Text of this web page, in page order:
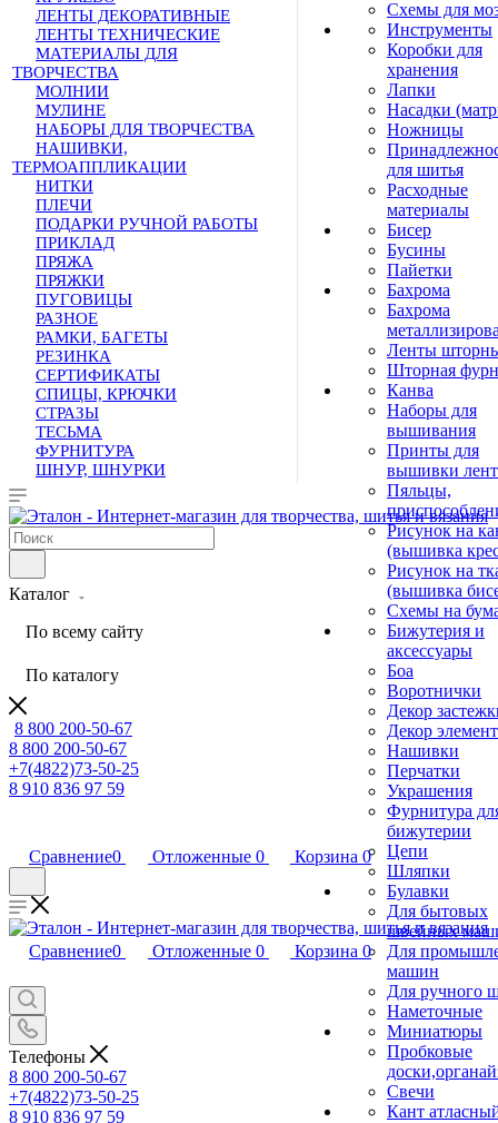
ЛЕНТЫ ДЕКОРАТИВНЫЕ
ЛЕНТЫ ТЕХНИЧЕСКИЕ
МАТЕРИАЛЫ ДЛЯ
ТВОРЧЕСТВА
МОЛНИИ
МУЛИНЕ
НАБОРЫ ДЛЯ ТВОРЧЕСТВА
НАШИВКИ,
ТЕРМОАППЛИКАЦИИ
НИТКИ
ПЛЕЧИ
ПОДАРКИ РУЧНОЙ РАБОТЫ
ПРИКЛАД
ПРЯЖА
ПРЯЖКИ
ПУГОВИЦЫ
РАЗНОЕ
РАМКИ, БАГЕТЫ
РЕЗИНКА
СЕРТИФИКАТЫ
СПИЦЫ, КРЮЧКИ
СТРАЗЫ
ТЕСЬМА
ФУРНИТУРА
ШНУР, ШНУРКИ
Схемы для
Инструменты
Коробки для
хранения
Лапки
Насадки
Ножницы
для шитья
Расходные
материалы
Бисер
Бусины
Пайетки
Бахрома
Бахрома
Ленты
Шторная
Канва
Наборы для
вышивания
Принты для
вышивки
Пяльцы,
Рисунок на
(вышивка
Рисунок на
(вышивка
Схемы на
Бижутерия и
аксессуары
Боа
Воротнички
Декор
Декор
Нашивки
Перчатки
Украшения
Фурнитура
бижутерии
Цепи
Шляпки
Булавки
Для бытовых
швейных
Для
машин
Для ручного
Наметочные
Миниатюры
Пробковые
Свечи
Кант
Каталог
По всему сайту
По каталогу
8 800 200-50-67
8 800 200-50-67
+7(4822)73-50-25
8 910 836 97 59
Сравнение0 Отложенные 0 Корзина 0
Сравнение0 Отложенные 0 Корзина 0
Телефоны
8 800 200-50-67
+7(4822)73-50-25
8 910 836 97 59